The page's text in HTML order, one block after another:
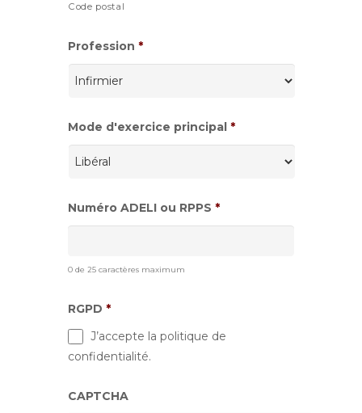
Code postal
Profession *
Mode d'exercice principal *
Numéro ADELI ou RPPS *
0 de 25 caractères maximum
RGPD *
J’accepte la politique de
confidentialité.
CAPTCHA